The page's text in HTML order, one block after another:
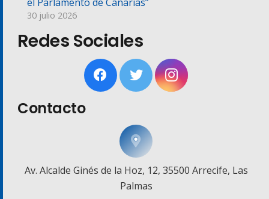
30 julio 2026
Redes Sociales
Contacto
Av. Alcalde Ginés de la Hoz, 12, 35500 Arrecife, Las
Palmas